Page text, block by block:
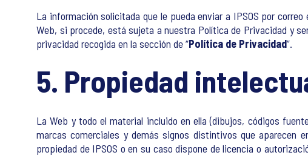
La información solicitada que le pueda enviar a IPSOS por
Web, si procede, está sujeta a nuestra Política de Privacidad y
privacidad recogida en la sección de “Política de Privacidad”.
5. Propiedad
La Web y todo el material incluido en ella (dibujos, códigos
marcas comerciales y demás signos distintivos que aparecen
propiedad de IPSOS o en su caso dispone de licencia o